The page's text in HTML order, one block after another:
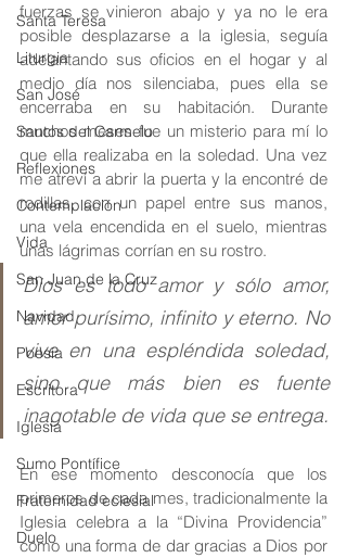
Santa Teresa
Liturgia
San José
Santos del Carmelo
Reflexiones
Contemplación
Vida
San Juan de la Cruz
Navidad
Poesía
Escritora
Iglesia
Sumo Pontífice
Fraternidad eclesial
Duelo
fuerzas se vinieron abajo y ya no le era
posible desplazarse a la iglesia, seguía
adelantando sus oficios en el hogar y al
medio día nos silenciaba, pues ella se
encerraba en su habitación. Durante
muchos meses fue un misterio para mí lo
que ella realizaba en la soledad. Una vez
me atreví a abrir la puerta y la encontré de
rodillas, con un papel entre sus manos,
una vela encendida en el suelo, mientras
unas lágrimas corrían en su rostro.
Dios es todo amor y sólo amor,
amor purísimo, infinito y eterno. No
vive en una espléndida soledad,
sino que más bien es fuente
inagotable de vida que se entrega.
En ese momento desconocía que los
primeros de cada mes, tradicionalmente la
Iglesia celebra a la “Divina Providencia”
como una forma de dar gracias a Dios por